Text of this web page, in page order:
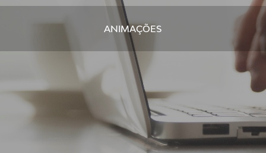
ANIMAÇÕES